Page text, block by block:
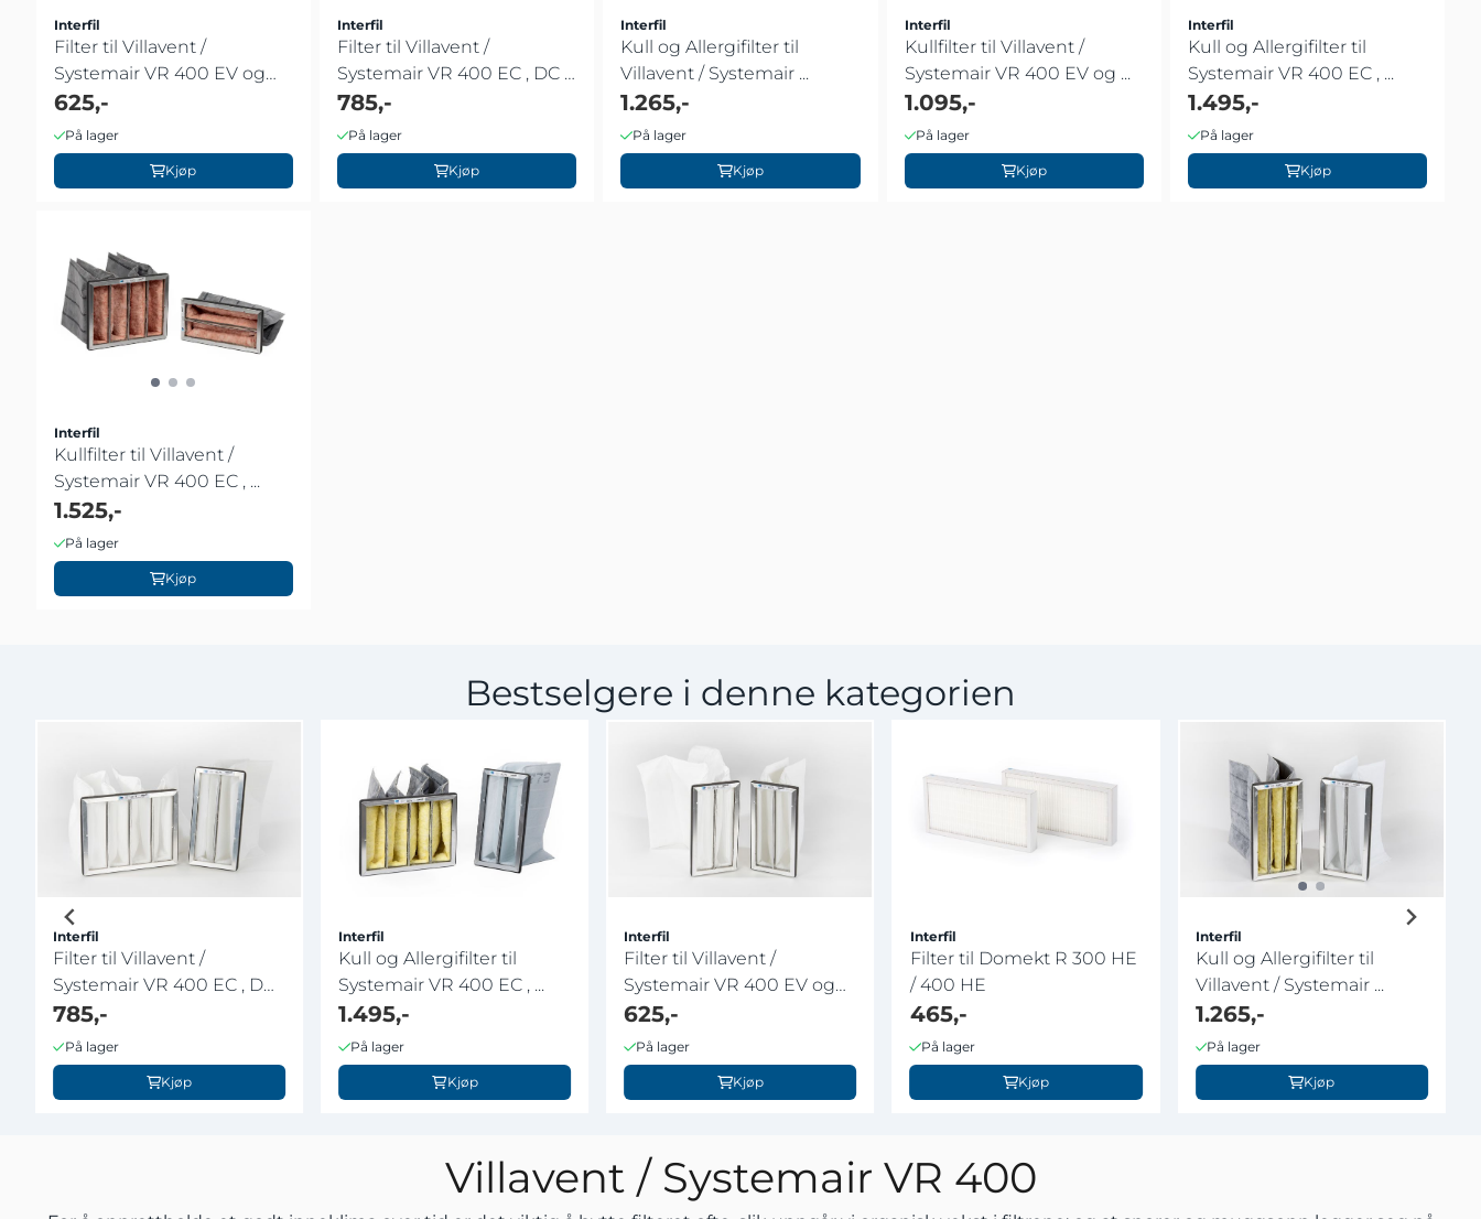
Interfil
Filter til Villavent /
Systemair VR 400 EV og
DCV
625,-
På lager
Kjøp
Interfil
Filter til Villavent /
Systemair VR 400 EC , DC ,
...
785,-
På lager
Kjøp
Interfil
Kull og Allergifilter til
Villavent / Systemair ...
1.265,-
På lager
Kjøp
Interfil
Kullfilter til Villavent /
Systemair VR 400 EV og ...
1.095,-
På lager
Kjøp
Interfil
Kull og Allergifilter til
Systemair VR 400 EC , ...
1.495,-
På lager
Kjøp
Interfil
Kullfilter til Villavent /
Systemair VR 400 EC , ...
1.525,-
På lager
Kjøp
Bestselgere i denne kategorien
Interfil
Filter til Villavent /
Systemair VR 400 EC , DC ,
...
785,-
På lager
Kjøp
Interfil
Kull og Allergifilter til
Systemair VR 400 EC , ...
1.495,-
På lager
Kjøp
Interfil
Filter til Villavent /
Systemair VR 400 EV og
DCV
625,-
På lager
Kjøp
Interfil
Filter til Domekt R 300 HE
/ 400 HE
465,-
På lager
Kjøp
Interfil
Kull og Allergifilter til
Villavent / Systemair ...
1.265,-
På lager
Kjøp
Villavent / Systemair VR 400